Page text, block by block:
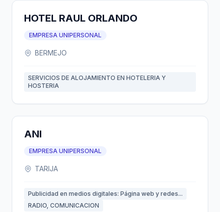
HOTEL RAUL ORLANDO
EMPRESA UNIPERSONAL
BERMEJO
SERVICIOS DE ALOJAMIENTO EN HOTELERIA Y
HOSTERIA
ANI
EMPRESA UNIPERSONAL
TARIJA
Publicidad en medios digitales: Página web y redes...
RADIO, COMUNICACION